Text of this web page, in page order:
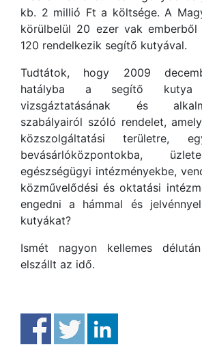
kb. 2 millió Ft a költsége. A
körülbelül 20 ezer vak emberből
120 rendelkezik segítő kutyával.
Tudtátok, hogy 2009
hatályba a segítő kutya
vizsgáztatásának és
szabályairól szóló rendelet,
közszolgáltatási területre,
bevásárlóközpontokba,
egészségügyi intézményekbe,
közművelődési és oktatási
engedni a hámmal és
kutyákat?
Ismét nagyon kellemes
elszállt az idő.